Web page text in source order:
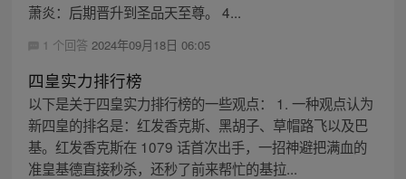
萧炎：后期晋升到圣品天至尊。 4...
1 个回答 2024年09月18日 06:05
四皇实力排行榜
以下是关于四皇实力排行榜的一些观点： 1. 一种观点认为
新四皇的排名是：红发香克斯、黑胡子、草帽路飞以及巴
基。红发香克斯在 1079 话首次出手，一招神避把满血的
准皇基德直接秒杀，还秒了前来帮忙的基拉...